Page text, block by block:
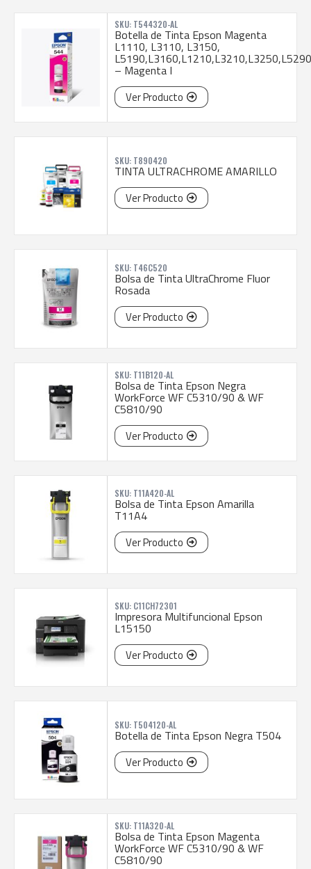
SKU: T544320-AL
Botella de Tinta Epson Magenta
L1110, L3110, L3150,
L5190,L3160,L1210,L3210,L3250,L5290
– Magenta I
Ver Producto
SKU: T890420
TINTA ULTRACHROME AMARILLO
Ver Producto
SKU: T46C520
Bolsa de Tinta UltraChrome Fluor
Rosada
Ver Producto
SKU: T11B120-AL
Bolsa de Tinta Epson Negra
WorkForce WF C5310/90 & WF
C5810/90
Ver Producto
SKU: T11A420-AL
Bolsa de Tinta Epson Amarilla
T11A4
Ver Producto
SKU: C11CH72301
Impresora Multifuncional Epson
L15150
Ver Producto
SKU: T504120-AL
Botella de Tinta Epson Negra T504
Ver Producto
SKU: T11A320-AL
Bolsa de Tinta Epson Magenta
WorkForce WF C5310/90 & WF
C5810/90